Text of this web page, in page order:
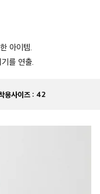
아이템.
를 연출.
용사이즈 : 42